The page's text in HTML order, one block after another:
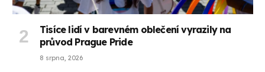
Tisíce lidí v barevném oblečení vyrazily na
průvod Prague Pride
8 srpna, 2026